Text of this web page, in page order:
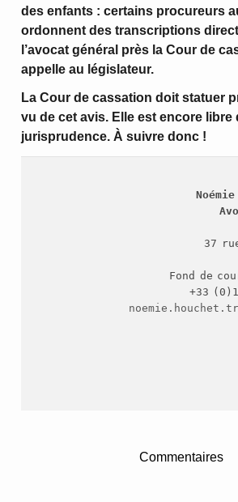
des enfants : certains procureurs
ordonnent des transcriptions
l’avocat général près la Cour de
appelle au législateur.
La Cour de cassation doit statuer
vu de cet avis. Elle est encore libre
jurisprudence. À suivre donc !
Noémie
37
Fond de
Commentaires